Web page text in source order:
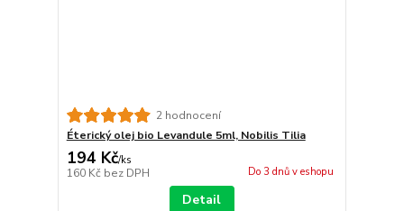
2 hodnocení
Éterický olej bio Levandule 5ml, Nobilis Tilia
194 Kč/ks
160 Kč bez DPH Do 3 dnů v eshopu
Detail